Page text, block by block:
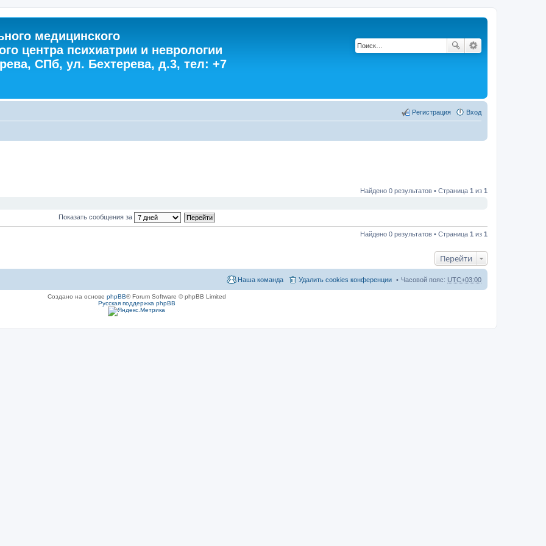
медицинского
центра психиатрии и неврологии
СПб, ул. Бехтерева, д.3, тел: +7
Вход
Регистрация
Найдено 0 результатов • Страница 1 из 1
Показать сообщения за
Найдено 0 результатов • Страница 1 из 1
Перейти
Часовой пояс: UTC+03:00
Удалить cookies конференции
Наша команда
Создано на основе phpBB® Forum Software © phpBB Limited
Русская поддержка phpBB